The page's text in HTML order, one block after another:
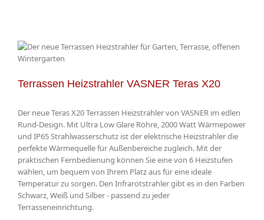
Terrassen Heizstrahler VASNER Teras X20
Der neue Teras X20 Terrassen Heizstrahler von VASNER im edlen
Rund-Design. Mit Ultra Low Glare Röhre, 2000 Watt Wärmepower
und IP65 Strahlwasserschutz ist der elektrische Heizstrahler die
perfekte Wärmequelle für Außenbereiche zugleich. Mit der
praktischen Fernbedienung können Sie eine von 6 Heizstufen
wählen, um bequem von Ihrem Platz aus für eine ideale
Temperatur zu sorgen. Den Infrarotstrahler gibt es in den Farben
Schwarz, Weiß und Silber - passend zu jeder
Terrasseneinrichtung.